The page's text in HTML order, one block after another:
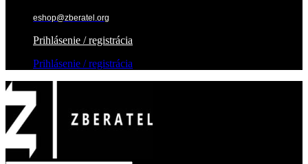
eshop@zberatel.org
Prihlásenie / registrácia
Prihlásenie / registrácia